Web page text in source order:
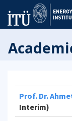
Prof. Dr.
Interim)